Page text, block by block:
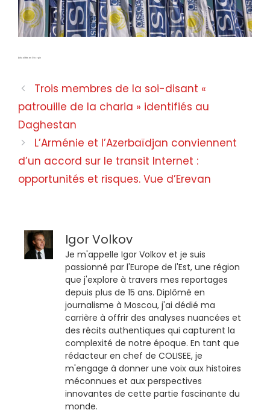
Actualités en Géorgie
Trois membres de la soi-disant «
patrouille de la charia » identifiés au
Daghestan
L’Arménie et l’Azerbaïdjan conviennent
d’un accord sur le transit Internet :
opportunités et risques. Vue d’Erevan
Igor Volkov
Je m'appelle Igor Volkov et je suis
passionné par l'Europe de l'Est, une région
que j'explore à travers mes reportages
depuis plus de 15 ans. Diplômé en
journalisme à Moscou, j'ai dédié ma
carrière à offrir des analyses nuancées et
des récits authentiques qui capturent la
complexité de notre époque. En tant que
rédacteur en chef de COLISEE, je
m'engage à donner une voix aux histoires
méconnues et aux perspectives
innovantes de cette partie fascinante du
monde.